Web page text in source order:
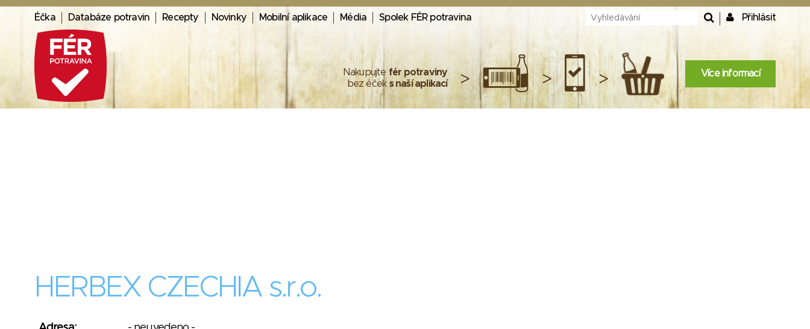
Éčka Databáze potravin Recepty Novinky Mobilní aplikace Média Spolek FÉR potravina Přihlásit
Nakupujte fér potraviny
bez éček s naší aplikací > > > Více informací
HERBEX CZECHIA s.r.o.